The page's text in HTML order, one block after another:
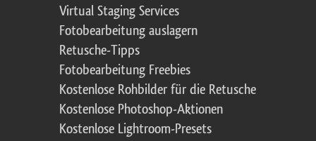
Virtual Staging Services
Fotobearbeitung auslagern
Retusche-Tipps
Fotobearbeitung Freebies
Kostenlose Rohbilder für die Retusche
Kostenlose Photoshop-Aktionen
Kostenlose Lightroom-Presets